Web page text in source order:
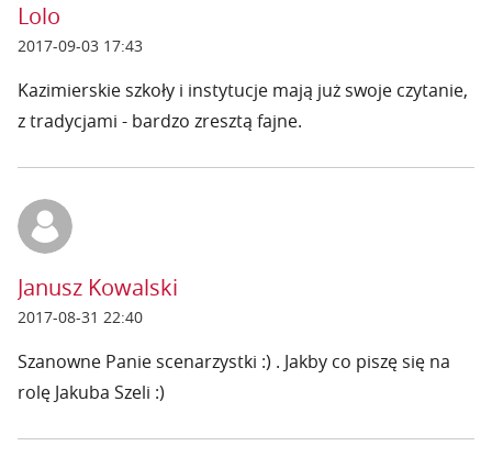
Lolo
2017-09-03 17:43
Kazimierskie szkoły i instytucje mają już swoje czytanie,
z tradycjami - bardzo zresztą fajne.
Janusz Kowalski
2017-08-31 22:40
Szanowne Panie scenarzystki :) . Jakby co piszę się na
rolę Jakuba Szeli :)